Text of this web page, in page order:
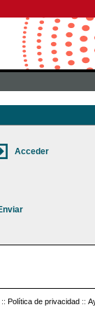
:: Política de privacidad ::